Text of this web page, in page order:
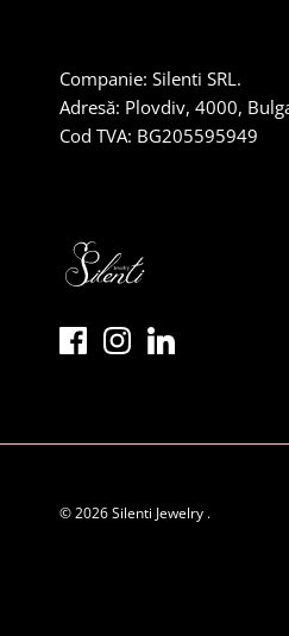
Companie: Silenti SRL.
Adresă: Plovdiv, 4000,
Cod TVA: BG205595949
© 2026Silenti Jewelry .